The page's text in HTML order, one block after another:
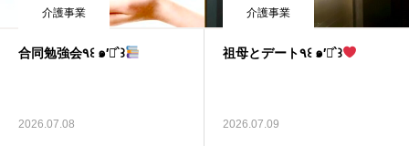
介護事業
合同勉強会٩꒰ ๑′◡͐`꒱
2026.07.08
介護事業
祖母とデート٩꒰ ๑′◡͐`꒱
2026.07.09